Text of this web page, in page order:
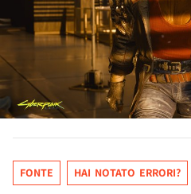
FONTE HAI NOTATO ERRORI?